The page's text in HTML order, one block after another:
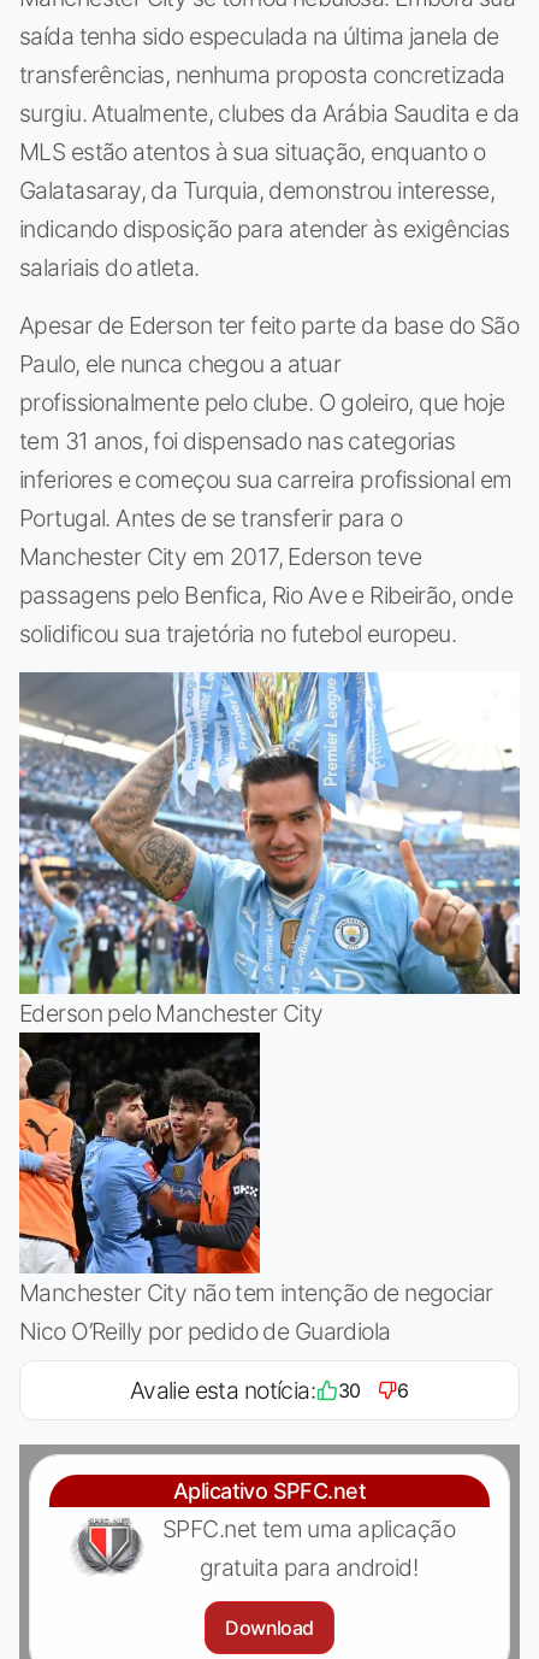
saída tenha sido especulada na última janela de
transferências, nenhuma proposta concretizada
surgiu. Atualmente, clubes da Arábia Saudita e da
MLS estão atentos à sua situação, enquanto o
Galatasaray, da Turquia, demonstrou interesse,
indicando disposição para atender às exigências
salariais do atleta.
Apesar de Ederson ter feito parte da base do São
Paulo, ele nunca chegou a atuar
profissionalmente pelo clube. O goleiro, que hoje
tem 31 anos, foi dispensado nas categorias
inferiores e começou sua carreira profissional em
Portugal. Antes de se transferir para o
Manchester City em 2017, Ederson teve
passagens pelo Benfica, Rio Ave e Ribeirão, onde
solidificou sua trajetória no futebol europeu.
Ederson pelo Manchester City
Manchester City não tem intenção de negociar
Nico O’Reilly por pedido de Guardiola
Avalie esta notícia: 30 6
Aplicativo SPFC.net
SPFC.net tem uma aplicação
gratuita para android!
Download